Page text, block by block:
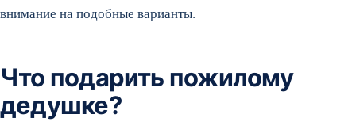
внимание на подобные варианты.
Что подарить пожилому
дедушке?